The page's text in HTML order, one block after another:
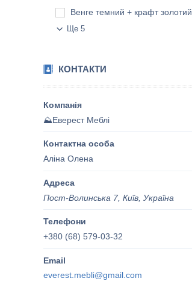
Венге темний + крафт золотий
Ще 5
КОНТАКТИ
⛰️Еверест Меблі
Аліна Олена
Пост-Волинська 7, Київ, Україна
+380 (68) 579-03-32
everest.mebli@gmail.com